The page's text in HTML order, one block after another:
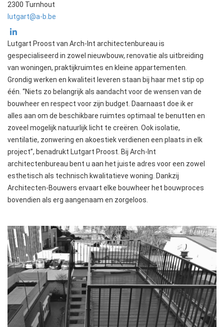
2300 Turnhout
lutgart@a-b.be
Lutgart Proost van Arch-Int architectenbureau is
gespecialiseerd in zowel nieuwbouw, renovatie als uitbreiding
van woningen, praktijkruimtes en kleine appartementen.
Grondig werken en kwaliteit leveren staan bij haar met stip op
één. “Niets zo belangrijk als aandacht voor de wensen van de
bouwheer en respect voor zijn budget. Daarnaast doe ik er
alles aan om de beschikbare ruimtes optimaal te benutten en
zoveel mogelijk natuurlijk licht te creëren. Ook isolatie,
ventilatie, zonwering en akoestiek verdienen een plaats in elk
project”, benadrukt Lutgart Proost. Bij Arch-Int
architectenbureau bent u aan het juiste adres voor een zowel
esthetisch als technisch kwalitatieve woning. Dankzij
Architecten-Bouwers ervaart elke bouwheer het bouwproces
bovendien als erg aangenaam en zorgeloos.